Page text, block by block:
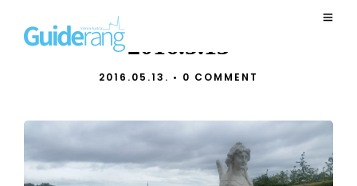
2016.5.13
2016.05.13. • 0 COMMENT